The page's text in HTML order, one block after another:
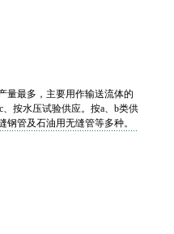
量最多，主要用作输送流体的
、按水压试验供应。按a、b类供
钢管及石油用无缝管等多种。